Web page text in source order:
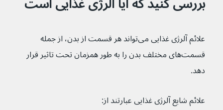
علائم آلرژی غذایی می‌تواند هر قسمت از بدن، از جمله
قسمت‌های مختلف بدن را به طور همزمان تحت تاثیر قرار
دهد.
علائم شایع آلرژی غذایی عبارتند از: